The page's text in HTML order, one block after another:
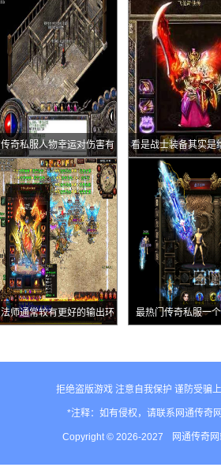
传奇私服人物幸运对伤害有
什么关系
看是战士装备其实是
法师通常较有更好的输出环 最热门传奇私服一
拒绝盗版游戏 注意自我保护 谨防受骗
*注释：如有侵权，请联系网通传奇
Copyright © 2026-2027 网通传奇